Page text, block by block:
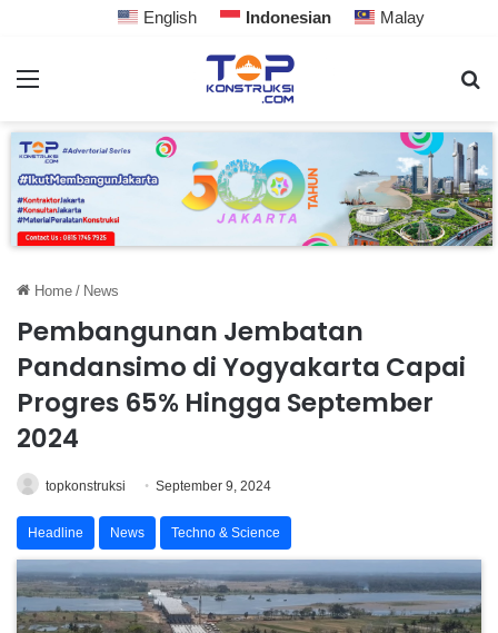
English Indonesian Malay
Home / News
Pembangunan Jembatan
Pandansimo di Yogyakarta Capai
Progres 65% Hingga September
2024
topkonstruksi September 9, 2024
Headline News Techno & Science